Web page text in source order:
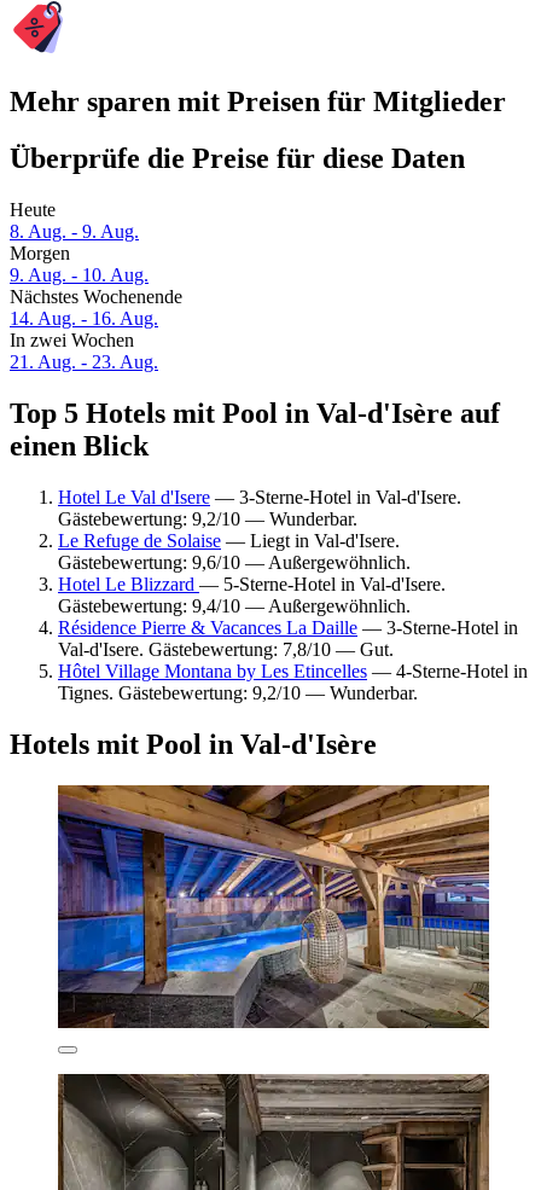
Mehr sparen mit Preisen für Mitglieder
Überprüfe die Preise für diese Daten
Heute
8. Aug. - 9. Aug.
Morgen
9. Aug. - 10. Aug.
Nächstes Wochenende
14. Aug. - 16. Aug.
In zwei Wochen
21. Aug. - 23. Aug.
Top 5 Hotels mit Pool in Val-d'Isère auf
einen Blick
Hotel Le Val d'Isere — 3-Sterne-Hotel in Val-d'Isere.
Gästebewertung: 9,2/10 — Wunderbar.
Le Refuge de Solaise — Liegt in Val-d'Isere.
Gästebewertung: 9,6/10 — Außergewöhnlich.
Hotel Le Blizzard — 5-Sterne-Hotel in Val-d'Isere.
Gästebewertung: 9,4/10 — Außergewöhnlich.
Résidence Pierre & Vacances La Daille — 3-Sterne-Hotel in
Val-d'Isere. Gästebewertung: 7,8/10 — Gut.
Hôtel Village Montana by Les Etincelles — 4-Sterne-Hotel in
Tignes. Gästebewertung: 9,2/10 — Wunderbar.
Hotels mit Pool in Val-d'Isère